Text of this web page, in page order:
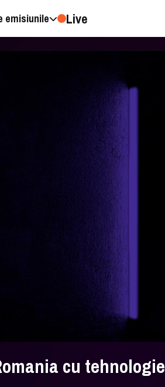
emisiunile Live
cu tehnologie